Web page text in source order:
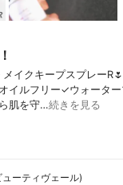
イクキープスプレー
イルフリー✓ウォータ
肌を守…続きを見る
ーティヴェール)